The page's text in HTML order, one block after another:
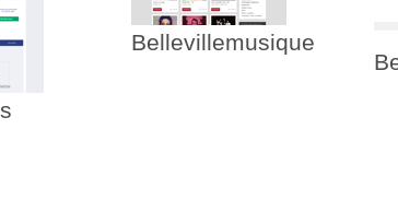
Bellevillemusique